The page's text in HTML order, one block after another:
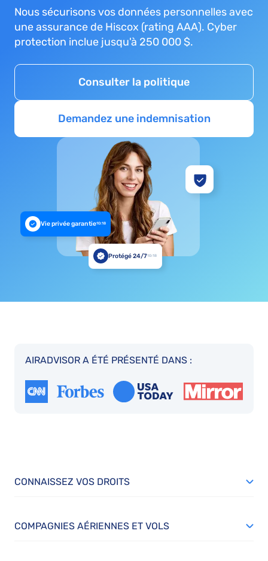
Nous sécurisons vos données personnelles avec
une assurance de Hiscox (rating AAA). Cyber
protection inclue jusqu'à 250 000 $.
Consulter la politique
Demandez une indemnisation
Vie privée garantie10:18
Protégé 24/710:18
AIRADVISOR A ÉTÉ PRÉSENTÉ DANS :
CONNAISSEZ VOS DROITS
COMPAGNIES AÉRIENNES ET VOLS